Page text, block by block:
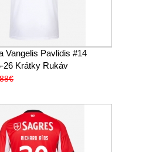
Vangelis Pavlidis #14
26 Krátky Rukáv